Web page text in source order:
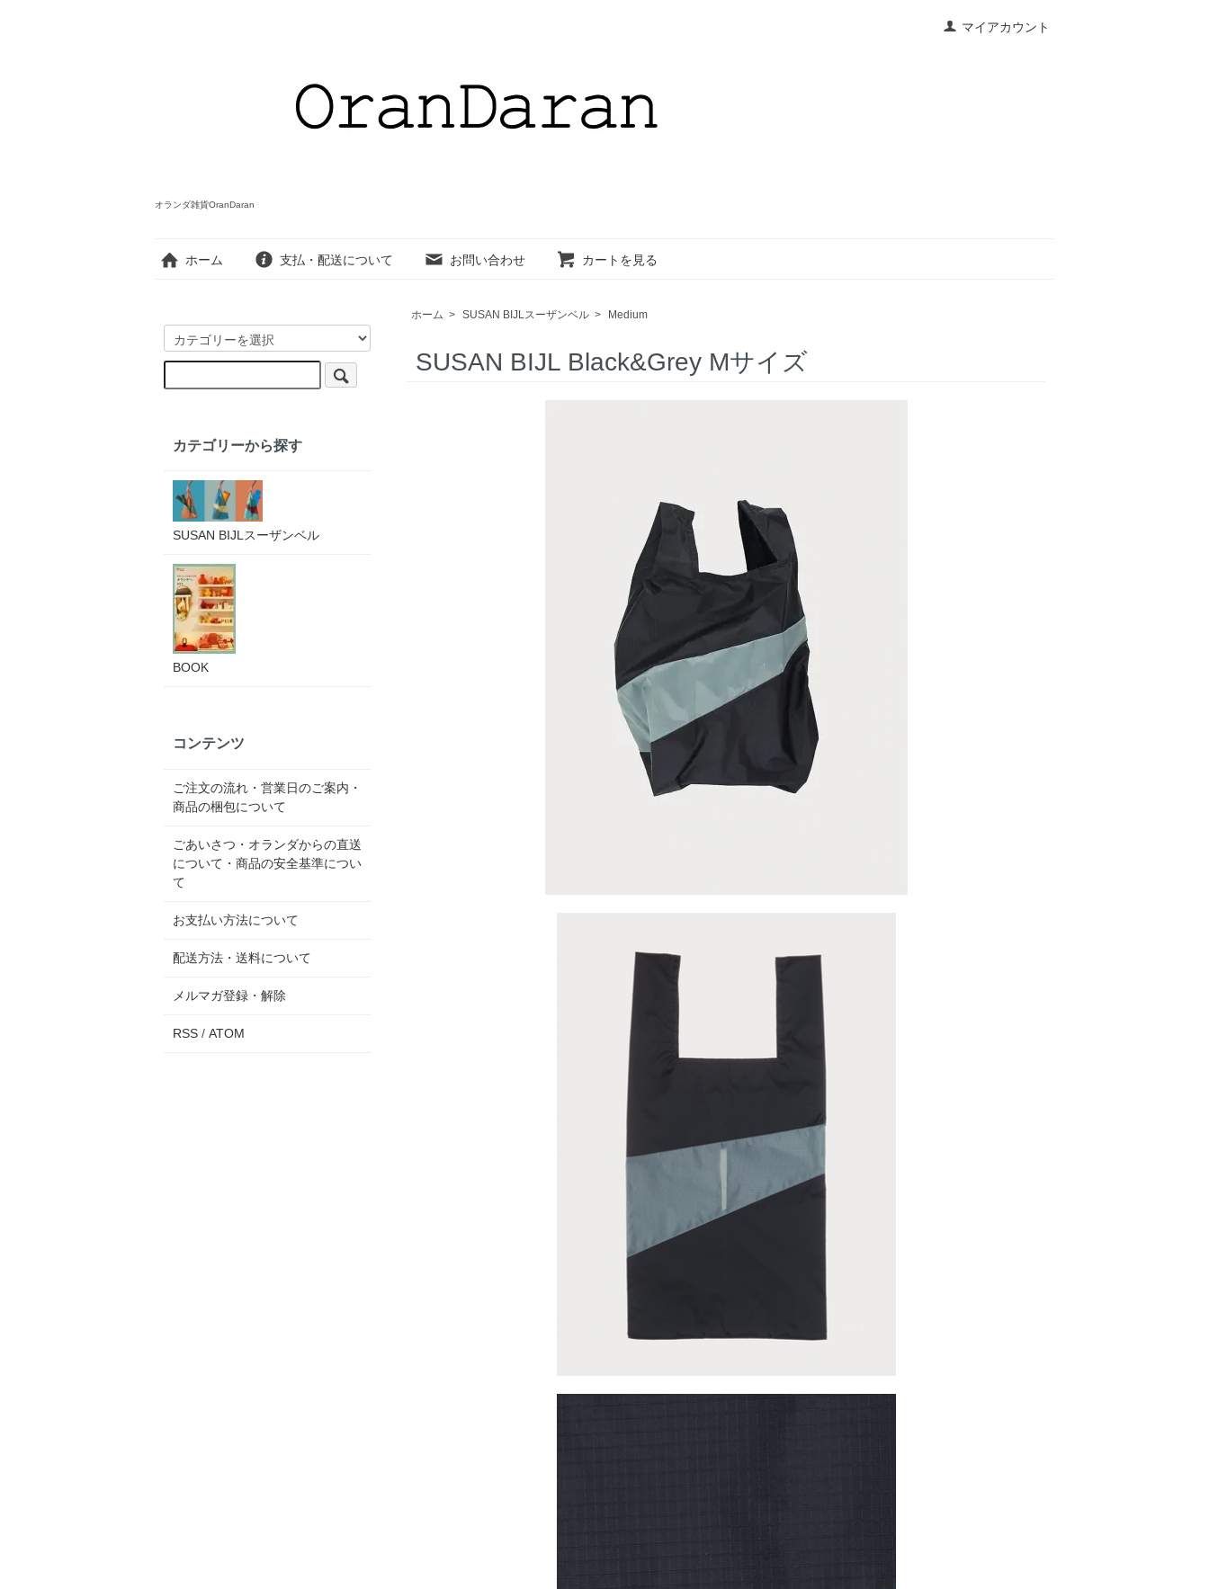
マイアカウント
オランダ雑貨OranDaran
ホーム 支払・配送について お問い合わせ カートを見る
ホーム > SUSAN BIJLスーザンベル > Medium
SUSAN BIJL Black&Grey Mサイズ
カテゴリーから探す
SUSAN BIJLスーザンベル
BOOK
コンテンツ
ご注文の流れ・営業日のご案内・
商品の梱包について
ごあいさつ・オランダからの直送
について・商品の安全基準につい
て
お支払い方法について
配送方法・送料について
メルマガ登録・解除
RSS / ATOM